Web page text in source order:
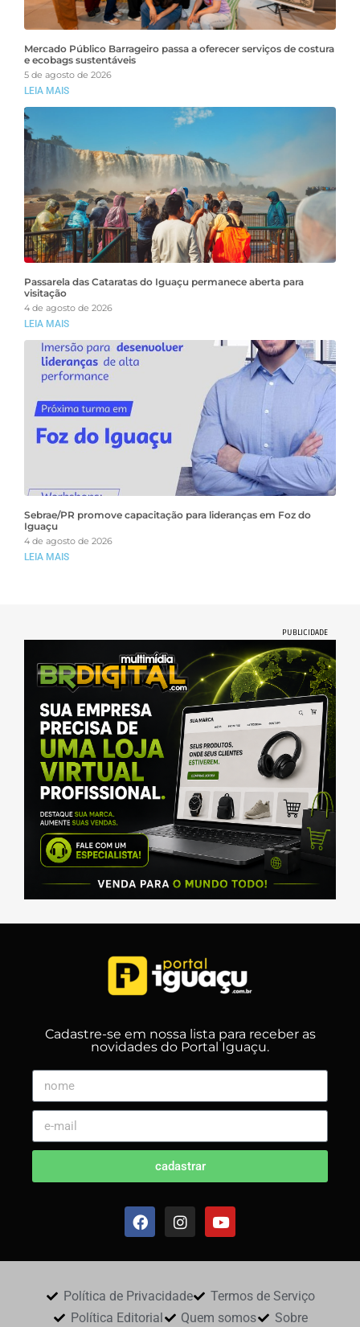
Mercado Público Barrageiro passa a oferecer serviços de costura
e ecobags sustentáveis
5 de agosto de 2026
LEIA MAIS
Passarela das Cataratas do Iguaçu permanece aberta para
visitação
4 de agosto de 2026
LEIA MAIS
Sebrae/PR promove capacitação para lideranças em Foz do
Iguaçu
4 de agosto de 2026
LEIA MAIS
PUBLICIDADE
Cadastre-se em nossa lista para receber as
novidades do Portal Iguaçu.
cadastrar
Política de Privacidade
Termos de Serviço
Política Editorial
Quem somos Sobre